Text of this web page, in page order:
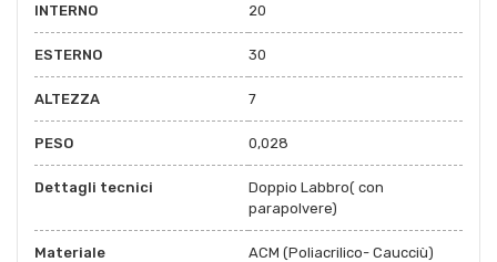
INTERNO 20
ESTERNO 30
ALTEZZA 7
PESO 0,028
Dettagli tecnici
Doppio Labbro( con
parapolvere)
Materiale ACM (Poliacrilico- Caucciù)